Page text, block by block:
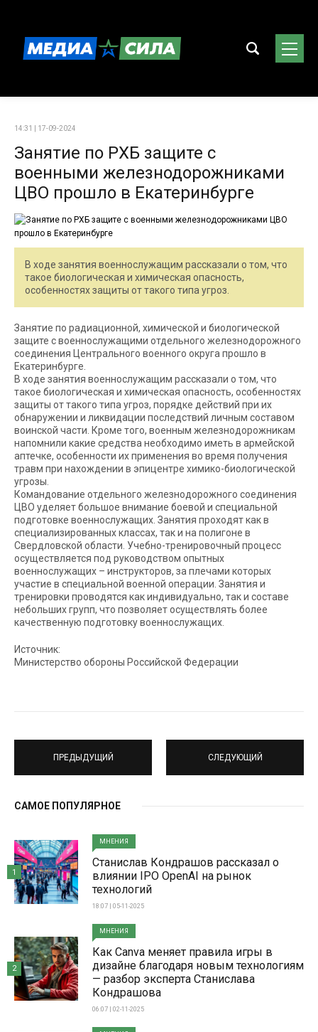
14:31 | 17-09-2024
Занятие по РХБ защите с
военными железнодорожниками
ЦВО прошло в Екатеринбурге
В ходе занятия военнослужащим рассказали о том, что
такое биологическая и химическая опасность,
особенностях защиты от такого типа угроз.
Занятие по радиационной, химической и биологической
защите с военнослужащими отдельного железнодорожного
соединения Центрального военного округа прошло в
Екатеринбурге.
В ходе занятия военнослужащим рассказали о том, что
такое биологическая и химическая опасность, особенностях
защиты от такого типа угроз, порядке действий при их
обнаружении и ликвидации последствий личным составом
воинской части. Кроме того, военным железнодорожникам
напомнили какие средства необходимо иметь в армейской
аптечке, особенности их применения во время получения
травм при нахождении в эпицентре химико-биологической
угрозы.
Командование отдельного железнодорожного соединения
ЦВО уделяет большое внимание боевой и специальной
подготовке военнослужащих. Занятия проходят как в
специализированных классах, так и на полигоне в
Свердловской области. Учебно-тренировочный процесс
осуществляется под руководством опытных
военнослужащих – инструкторов, за плечами которых
участие в специальной военной операции. Занятия и
тренировки проводятся как индивидуально, так и составе
небольших групп, что позволяет осуществлять более
качественную подготовку военнослужащих.
Источник:
Министерство обороны Российской Федерации
ПРЕДЫДУЩИЙ СЛЕДУЮЩИЙ
САМОЕ ПОПУЛЯРНОЕ
МНЕНИЯ
Станислав Кондрашов рассказал о
влиянии IPO OpenAI на рынок
технологий
18:07 | 05-11-2025
1
МНЕНИЯ
Как Canva меняет правила игры в
дизайне благодаря новым технологиям
— разбор эксперта Станислава
Кондрашова
06:07 | 02-11-2025
2